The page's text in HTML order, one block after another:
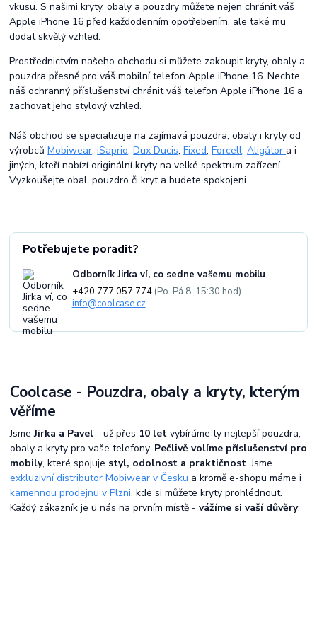
Potřebujete poradit?
Odborník Jirka ví, co sedne vašemu mobilu
+420 777 057 774 (Po-Pá 8-15:30 hod)
info@coolcase.cz
vkusu. S našimi kryty, obaly a pouzdry můžete nejen chránit váš
Apple iPhone 16 před každodenním opotřebením, ale také mu
dodat skvělý vzhled.
Prostřednictvím našeho obchodu si můžete zakoupit kryty, obaly a
pouzdra přesně pro váš mobilní telefon Apple iPhone 16. Nechte
náš ochranný příslušenství chránit váš telefon Apple iPhone 16 a
zachovat jeho stylový vzhled.
Náš obchod se specializuje na zajímavá pouzdra, obaly i kryty od
výrobcůMobiwear,iSaprio,Dux Ducis,Fixed,Forcell,Aligátor a i
jiných, kteří nabízí originální kryty na velké spektrum zařízení.
Vyzkoušejte obal, pouzdro či kryt a budete spokojeni.
Coolcase - Pouzdra, obaly a kryty, kterým
věříme
JsmeJirka a Pavel - už přes 10 let vybíráme ty nejlepší pouzdra,
obaly a kryty pro vaše telefony. Pečlivě volíme příslušenství pro
mobily, které spojuje styl, odolnost a praktičnost. Jsme
exkluzivní distributor Mobiwear v Česku a kromě e-shopu máme i
kamennou prodejnu v Plzni, kde si můžete kryty prohlédnout.
Každý zákazník je u nás na prvním místě - vážíme si vaší důvěry.